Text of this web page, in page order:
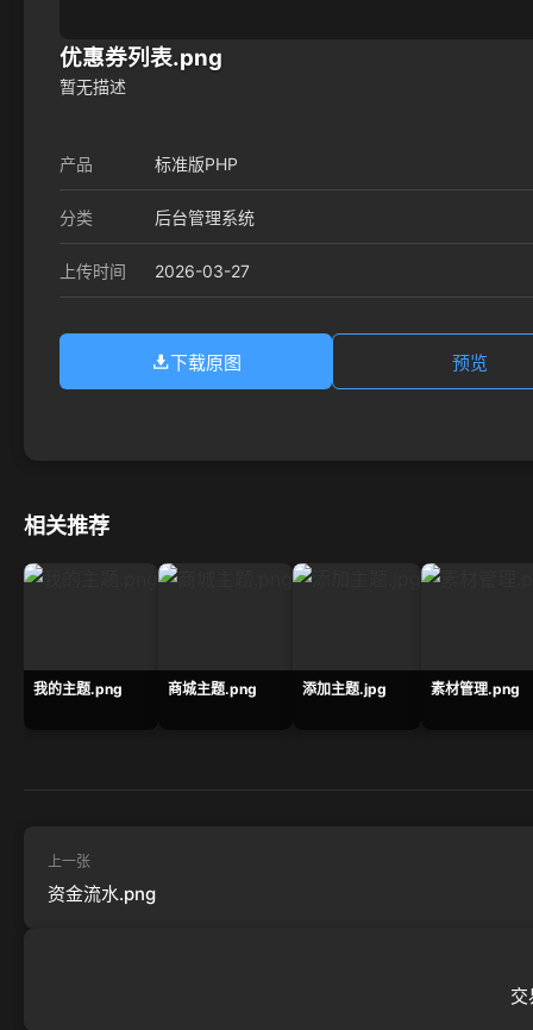
优惠券列表.png
暂无描述
产品 标准版PHP
分类 后台管理系统
上传时间 2026-03-27
下载原图 预览
相关推荐
我的主题.png 商城主题.png 添加主题.jpg 素材管理.png
上一张
资金流水.png